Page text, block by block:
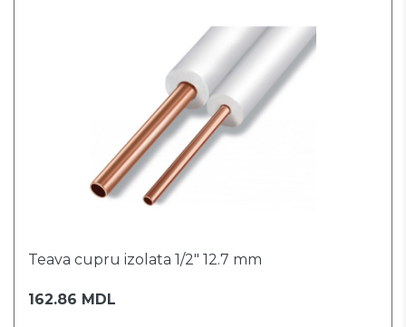
Teava cupru izolata 1/2" 12.7 mm
162.86 MDL